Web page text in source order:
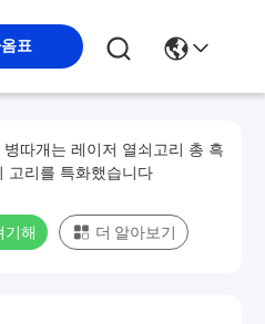
표
병따개는 레이저 열쇠고리 총 흑
고리를 특화했습니다
기해 더 알아보기